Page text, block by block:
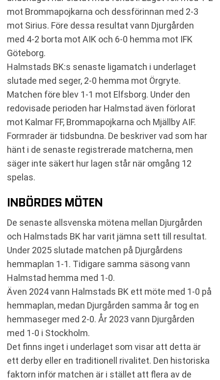
mot Brommapojkarna och dessförinnan med 2-3
mot Sirius. Före dessa resultat vann Djurgården
med 4-2 borta mot AIK och 6-0 hemma mot IFK
Göteborg.
Halmstads BK:s senaste ligamatch i underlaget
slutade med seger, 2-0 hemma mot Örgryte.
Matchen före blev 1-1 mot Elfsborg. Under den
redovisade perioden har Halmstad även förlorat
mot Kalmar FF, Brommapojkarna och Mjällby AIF.
Formrader är tidsbundna. De beskriver vad som har
hänt i de senaste registrerade matcherna, men
säger inte säkert hur lagen står när omgång 12
spelas.
INBÖRDES MÖTEN
De senaste allsvenska mötena mellan Djurgården
och Halmstads BK har varit jämna sett till resultat.
Under 2025 slutade matchen på Djurgårdens
hemmaplan 1-1. Tidigare samma säsong vann
Halmstad hemma med 1-0.
Även 2024 vann Halmstads BK ett möte med 1-0 på
hemmaplan, medan Djurgården samma år tog en
hemmaseger med 2-0. År 2023 vann Djurgården
med 1-0 i Stockholm.
Det finns inget i underlaget som visar att detta är
ett derby eller en traditionell rivalitet. Den historiska
faktorn inför matchen är i stället att flera av de